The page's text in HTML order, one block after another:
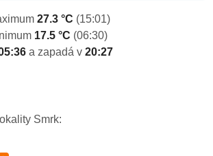
27.3 °C (15:01)
17.5 °C (06:30)
a zapadá v 20:27
Smrk: